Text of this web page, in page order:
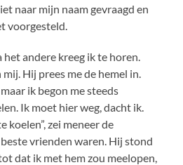
naar mijn naam gevraagd en
voorgesteld.
andere kreeg ik te horen.
Hij prees me de hemel in.
ik begon me steeds
Ik moet hier weg, dacht ik.
koelen”, zei meneer de
vrienden waren. Hij stond
dat ik met hem zou meelopen,